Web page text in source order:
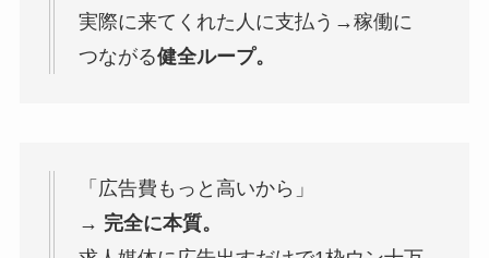
実際に来てくれた人に支払う→稼働に
つながる健全ループ。
「広告費もっと高いから」
→ 完全に本質。